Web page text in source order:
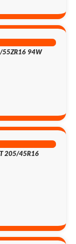
55ZR16 94W
T 205/45R16